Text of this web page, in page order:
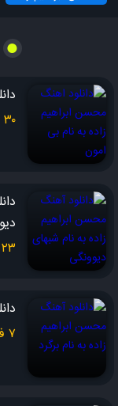
تو
اگه
۳۰ فروردین ۱۴۰۳
۲۳ آذر ۱۴۰۲
۷ فروردین ۱۴۰۳